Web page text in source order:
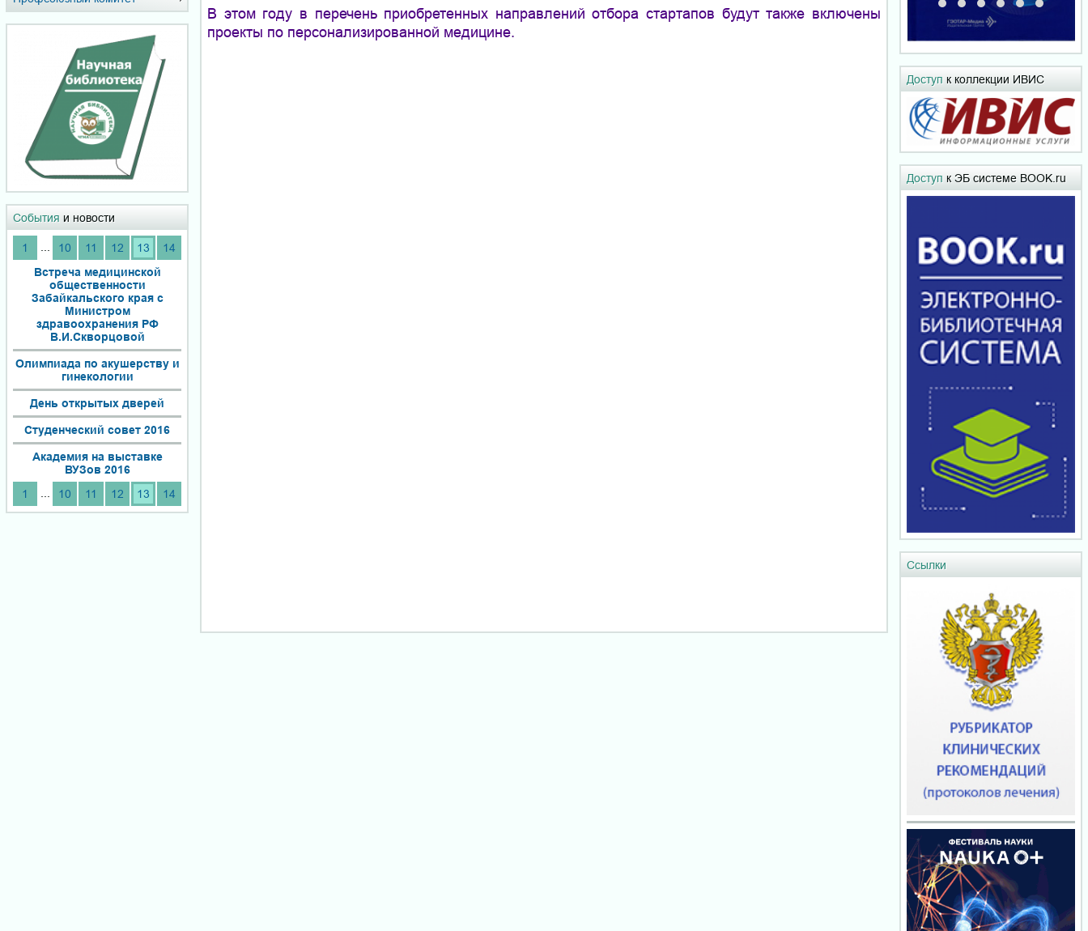
События и новости
1 ... 10 11 12 13
14
Встреча медицинской
общественности
Забайкальского края с
Министром
здравоохранения РФ
В.И.Скворцовой
Олимпиада по акушерству и
гинекологии
День открытых дверей
Студенческий совет 2016
Академия на выставке
ВУЗов 2016
1
... 10 11 12 13 14
В этом году в перечень приобретенных направлений отбора стартапов будут также включены
проекты по персонализированной медицине.
Доступ к коллекции ИВИС
Доступ к ЭБ системе BOOK.ru
Ссылки